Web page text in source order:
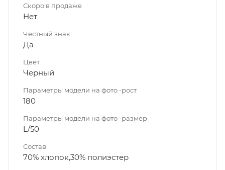
Скоро в продаже
Нет
Честный знак
Да
Цвет
Черный
Параметры модели на фото -рост
180
Параметры модели на фото -размер
L/50
Состав
70% хлопок,30% полиэстер